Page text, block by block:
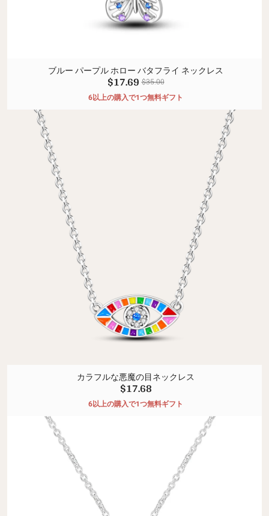
ブルー パープル ホロー バタフライ ネックレス
$17.69 $35.00
6以上の購入で1つ無料ギフト
カラフルな悪魔の目ネックレス
$17.68
6以上の購入で1つ無料ギフト